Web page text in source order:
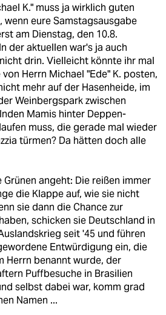
K." muss ja wirklich guten
wenn eure Samstagsausgabe
am Dienstag, den 10.8.
der aktuellen war's ja auch
drin. Vielleicht könnte ihr mal
Herrn Michael "Ede" K. posten,
mehr auf der Hasenheide, im
Weinbergspark zwischen
Mamis hinter Deppen-
muss, die gerade mal wieder
türmen? Da hätten doch alle
Grünen angeht: Die reißen immer
die Klappe auf, wie sie nicht
sie dann die Chance zur
schicken sie Deutschland in
seit '45 und führen
Entwürdigung ein, die
Herrn benannt wurde, der
Puffbesuche in Brasilien
selbst dabei war, komm grad
Namen ...